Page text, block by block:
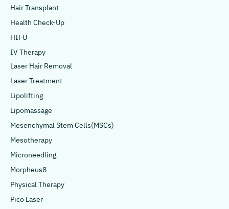
Hair Transplant
Health Check-Up
HIFU
IV Therapy
Laser Hair Removal
Laser Treatment
Lipolifting
Lipomassage
Mesenchymal Stem Cells(MSCs)
Mesotherapy
Microneedling
Morpheus8
Physical Therapy
Pico Laser